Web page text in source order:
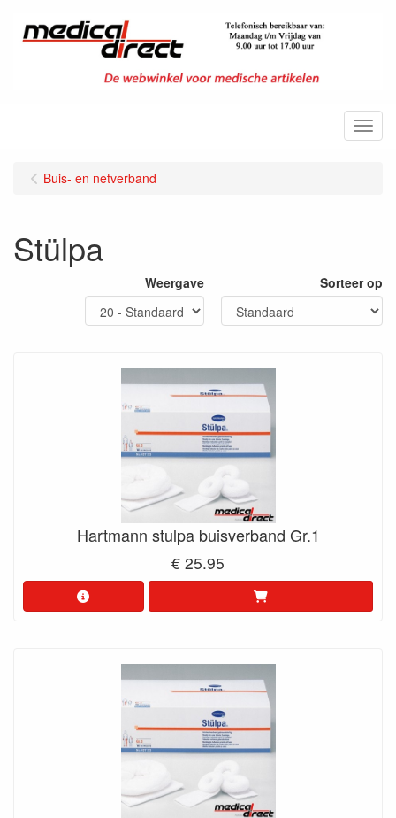
Menu
Buis- en netverband
Stülpa
Weergave Sorteer op
Hartmann stulpa buisverband Gr.1
€ 25.95